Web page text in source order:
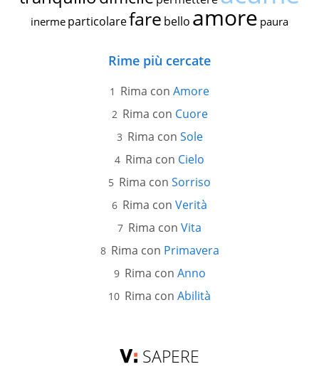
inerme particolarefare bello amore paura
Rime più cercate
Rima con Amore
Rima con Cuore
Rima con Sole
Rima con Cielo
Rima con Sorriso
Rima con Verità
Rima con Vita
Rima con Primavera
Rima con Anno
Rima con Abilità
SAPERE